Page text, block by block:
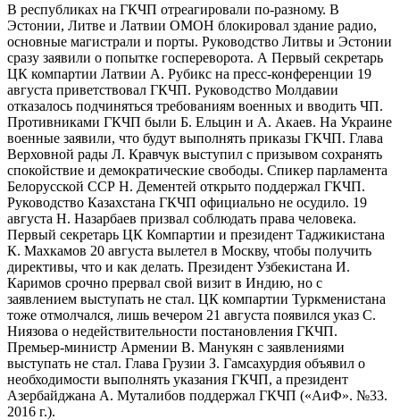
В республиках на ГКЧП отреагировали по-разному. В
Эстонии, Литве и Латвии ОМОН блокировал здание радио,
основные магистрали и порты. Руководство Литвы и Эстонии
сразу заявили о попытке госпереворота. А Первый секретарь
ЦК компартии Латвии А. Рубикс на пресс-конференции 19
августа приветствовал ГКЧП. Руководство Молдавии
отказалось подчиняться требованиям военных и вводить ЧП.
Противниками ГКЧП были Б. Ельцин и А. Акаев. На Украине
военные заявили, что будут выполнять приказы ГКЧП. Глава
Верховной рады Л. Кравчук выступил с призывом сохранять
спокойствие и демократические свободы. Спикер парламента
Белорусской ССР Н. Дементей открыто поддержал ГКЧП.
Руководство Казахстана ГКЧП официально не осудило. 19
августа Н. Назарбаев призвал соблюдать права человека.
Первый секретарь ЦК Компартии и президент Таджикистана
К. Махкамов 20 августа вылетел в Москву, чтобы получить
директивы, что и как делать. Президент Узбекистана И.
Каримов срочно прервал свой визит в Индию, но с
заявлением выступать не стал. ЦК компартии Туркменистана
тоже отмолчался, лишь вечером 21 августа появился указ С.
Ниязова о недействительности постановления ГКЧП.
Премьер-министр Армении В. Манукян с заявлениями
выступать не стал. Глава Грузии З. Гамсахурдия объявил о
необходимости выполнять указания ГКЧП, а президент
Азербайджана А. Муталибов поддержал ГКЧП («АиФ». №33.
2016 г.).